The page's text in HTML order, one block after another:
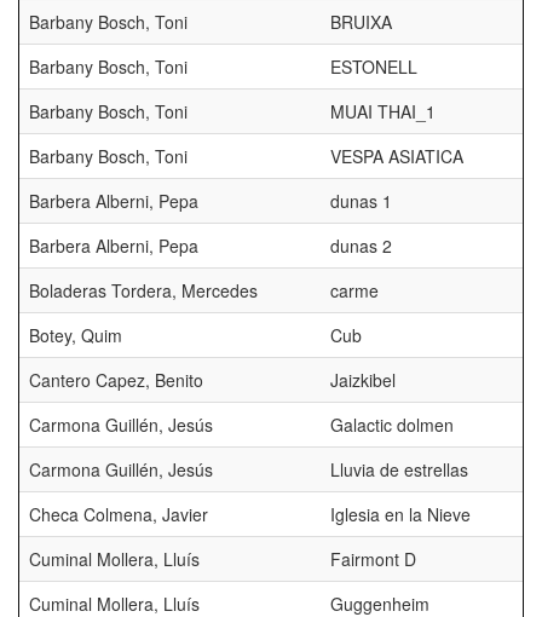
Barbany Bosch, Toni
BRUIXA
Barbany Bosch, Toni
ESTONELL
Barbany Bosch, Toni
MUAI THAI_1
Barbany Bosch, Toni
VESPA ASIATICA
Barbera Alberni, Pepa
dunas 1
Barbera Alberni, Pepa
dunas 2
Boladeras Tordera, Mercedes
carme
Botey, Quim
Cub
Cantero Capez, Benito
Jaizkibel
Carmona Guillén, Jesús
Galactic dolmen
Carmona Guillén, Jesús
Lluvia de estrellas
Checa Colmena, Javier
Iglesia en la Nieve
Cuminal Mollera, Lluís
Fairmont D
Cuminal Mollera, Lluís
Guggenheim